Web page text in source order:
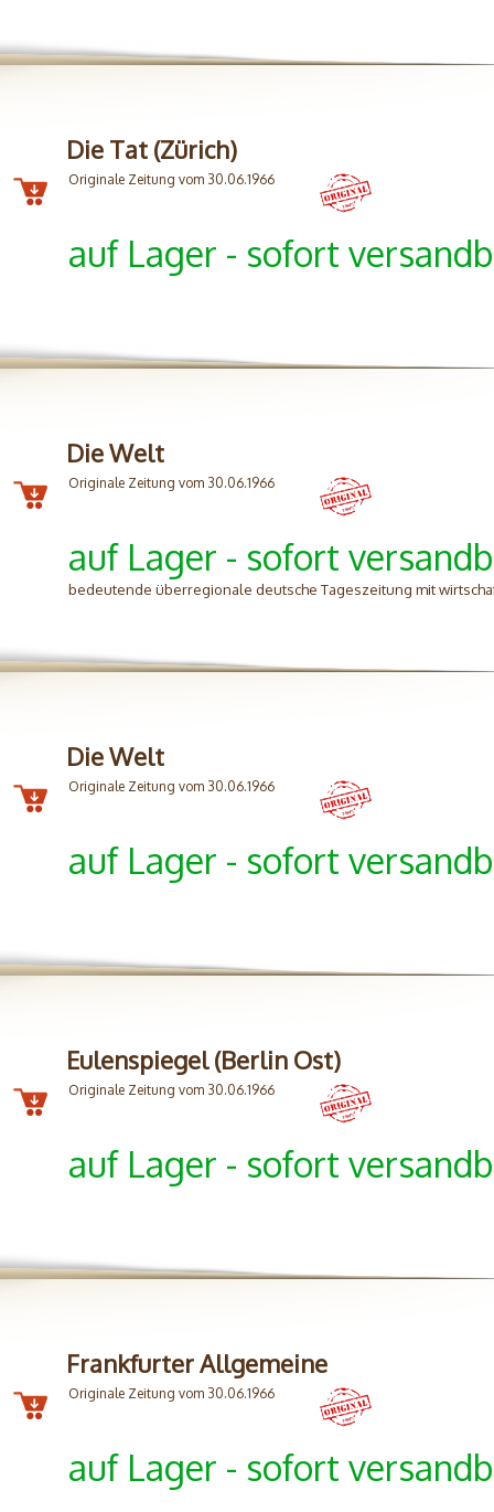
Die Tat (Zürich)
Originale Zeitung vom 30.06.1966
auf Lager - sofort
Die Welt
Originale Zeitung vom 30.06.1966
auf Lager - sofort
bedeutende überregionale deutsche Tageszeitung mit
Die Welt
Originale Zeitung vom 30.06.1966
auf Lager - sofort
Eulenspiegel (Berlin Ost)
Originale Zeitung vom 30.06.1966
auf Lager - sofort
Frankfurter Allgemeine
Originale Zeitung vom 30.06.1966
auf Lager - sofort